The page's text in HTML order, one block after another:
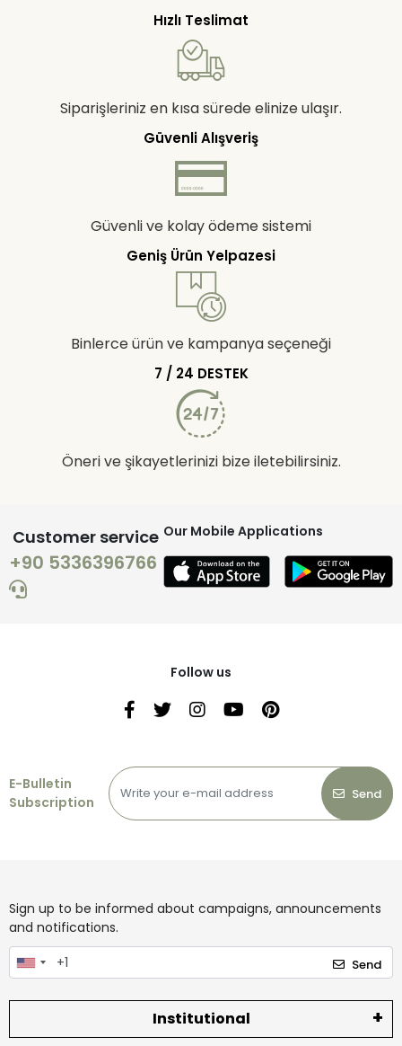
Hızlı Teslimat
Siparişleriniz en kısa sürede elinize ulaşır.
Güvenli Alışveriş
Güvenli ve kolay ödeme sistemi
Geniş Ürün Yelpazesi
Binlerce ürün ve kampanya seçeneği
7 / 24 DESTEK
Öneri ve şikayetlerinizi bize iletebilirsiniz.
Customer service
+90 5336396766
Our Mobile Applications
Follow us
E-Bulletin
Subscription
Send
Sign up to be informed about campaigns, announcements
and notifications.
Send
Institutional